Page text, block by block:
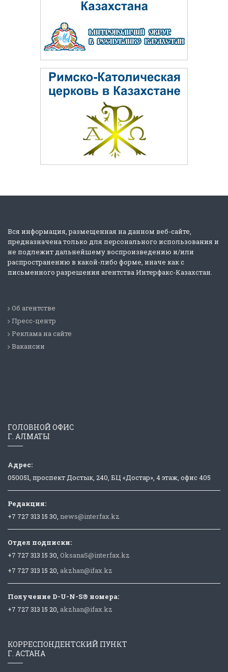
Вся информация, размещенная на данном веб-сайте,
предназначена только для персонального использования и
не подлежит дальнейшему воспроизведению и/или
распространению в какой-либо форме, иначе как с
письменного разрешения агентства Интерфакс-Казахстан.
Об агентстве
Пресс-центр
Реклама на сайте
Вакансии
ГОЛОВНОЙ ОФИС
Г. АЛМАТЫ
Адрес:
050051, проспект Достык, 240, БЦ «Достар», 4 этаж, офис 405
Редакция:
+7 727 313 15 30, news@interfax.kz
Отдел подписки:
+7 727 313 15 30, OksanaS@interfax.kz
+7 727 313 15 20, akzhan@ifax.kz
Получение D-U-N-S® номера:
+7 727 313 15 20, akzhan@ifax.kz
КОРРЕСПОНДЕНТСКИЙ ПУНКТ
Г. АСТАНА